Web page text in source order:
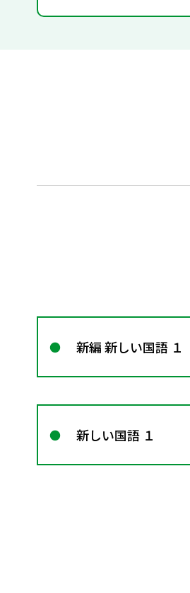
新編 新しい国語 １
新しい国語 １